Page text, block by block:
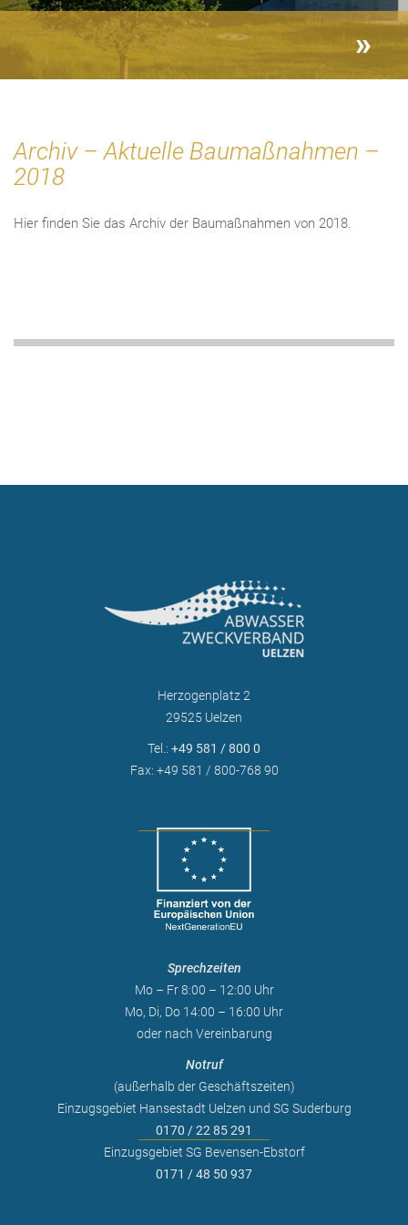
Archiv – Aktuelle Baumaßnahmen –
2018
Hier finden Sie das Archiv der Baumaßnahmen von 2018.
Herzogenplatz 2
29525 Uelzen
Tel.: +49 581 / 800 0
Fax: +49 581 / 800-768 90
Sprechzeiten
Mo – Fr 8:00 – 12:00 Uhr
Mo, Di, Do 14:00 – 16:00 Uhr
oder nach Vereinbarung
Notruf
(außerhalb der Geschäftszeiten)
Einzugsgebiet Hansestadt Uelzen und SG Suderburg
0170 / 22 85 291
Einzugsgebiet SG Bevensen-Ebstorf
0171 / 48 50 937